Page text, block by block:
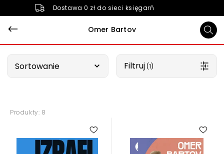
Dostawa 0 zł do sieci księgarń
Omer Bartov
Sortowanie Filtruj (1)
Produkty: 8